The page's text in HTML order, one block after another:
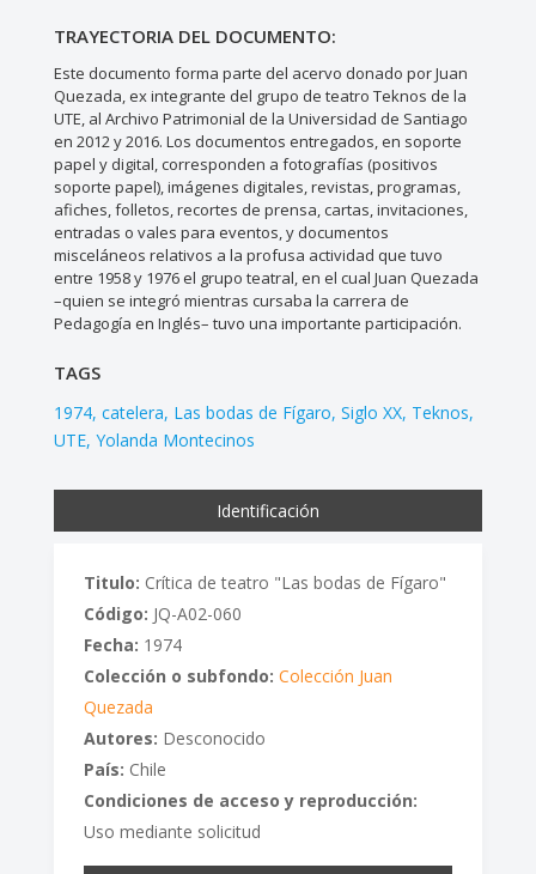
TRAYECTORIA DEL DOCUMENTO:
Este documento forma parte del acervo donado por Juan
Quezada, ex integrante del grupo de teatro Teknos de la
UTE, al Archivo Patrimonial de la Universidad de Santiago
en 2012 y 2016. Los documentos entregados, en soporte
papel y digital, corresponden a fotografías (positivos
soporte papel), imágenes digitales, revistas, programas,
afiches, folletos, recortes de prensa, cartas, invitaciones,
entradas o vales para eventos, y documentos
misceláneos relativos a la profusa actividad que tuvo
entre 1958 y 1976 el grupo teatral, en el cual Juan Quezada
–quien se integró mientras cursaba la carrera de
Pedagogía en Inglés– tuvo una importante participación.
TAGS
1974 catelera Las bodas de Fígaro Siglo XX Teknos
UTE Yolanda Montecinos
Identificación
Titulo: Crítica de teatro "Las bodas de Fígaro"
Código: JQ-A02-060
Fecha: 1974
Colección o subfondo: Colección Juan
Quezada
Autores: Desconocido
País: Chile
Condiciones de acceso y reproducción:
Uso mediante solicitud